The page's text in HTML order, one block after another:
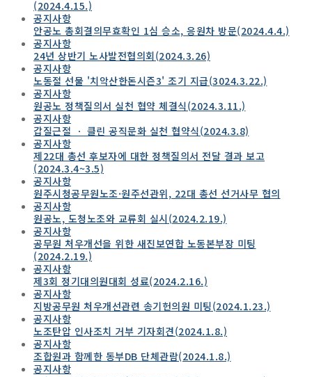
(2024.4.15.)
공지사항
안공노 총회결의무효확인 1심 승소, 응원차 방문(2024.4.4.)
공지사항
24년 상반기 노사발전협의회(2024.3.26)
공지사항
노동절 선물 '치악산한돈시즌3' 조기 지급(3024.3.22.)
공지사항
원공노 정책질의서 실천 협약 체결식(2024.3.11.)
공지사항
갑질근절 ㆍ 클린 공직문화 실천 협약식(2024.3.8)
공지사항
제22대 총선 후보자에 대한 정책질의서 전달 결과 보고
(2024.3.4~3.5)
공지사항
원주시청공무원노조·원주선관위, 22대 총선 선거사무 협의
공지사항
원공노, 도청노조와 교류회 실시(2024.2.19.)
공지사항
공무원 처우개선을 위한 새진보연합 노동본부장 미팅
(2024.2.19.)
공지사항
제3회 정기대의원대회 성료(2024.2.16.)
공지사항
지방공무원 처우개선관련 송기헌의원 미팅(2024.1.23.)
공지사항
노조탄압 인사조치 거부 기자회견(2024.1.8.)
공지사항
조합원과 함께한 동부DB 단체관람(2024.1.8.)
공지사항